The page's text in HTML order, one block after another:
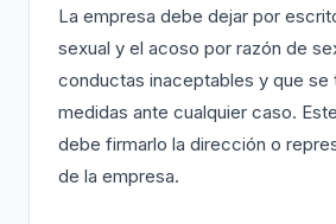
La empresa debe dejar por
sexual y el acoso por razón de
conductas inaceptables y que se
medidas ante cualquier caso.
debe firmarlo la dirección o
de la empresa.